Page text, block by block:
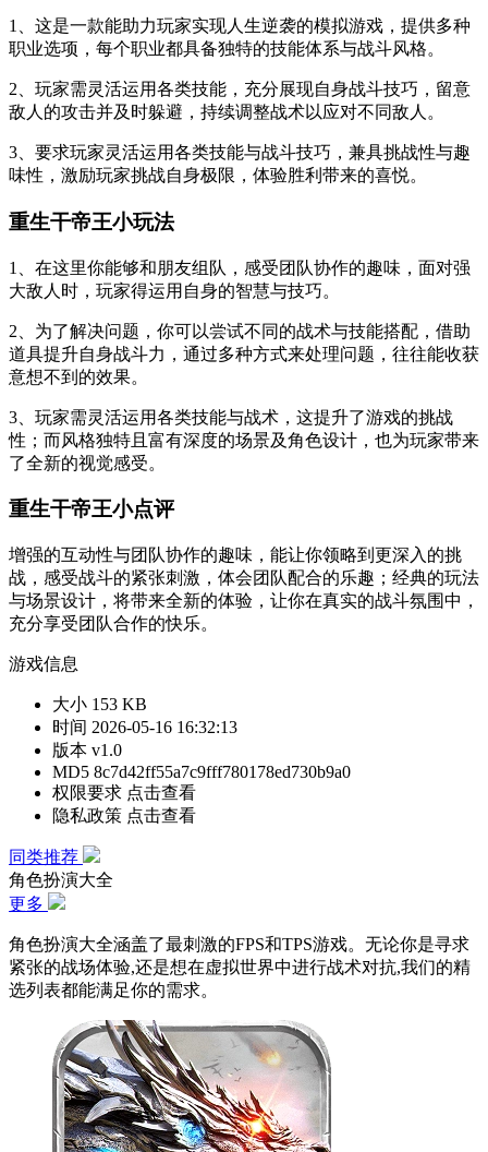
1、这是一款能助力玩家实现人生逆袭的模拟游戏，提供多种
职业选项，每个职业都具备独特的技能体系与战斗风格。
2、玩家需灵活运用各类技能，充分展现自身战斗技巧，留意
敌人的攻击并及时躲避，持续调整战术以应对不同敌人。
3、要求玩家灵活运用各类技能与战斗技巧，兼具挑战性与趣
味性，激励玩家挑战自身极限，体验胜利带来的喜悦。
重生干帝王小玩法
1、在这里你能够和朋友组队，感受团队协作的趣味，面对强
大敌人时，玩家得运用自身的智慧与技巧。
2、为了解决问题，你可以尝试不同的战术与技能搭配，借助
道具提升自身战斗力，通过多种方式来处理问题，往往能收获
意想不到的效果。
3、玩家需灵活运用各类技能与战术，这提升了游戏的挑战
性；而风格独特且富有深度的场景及角色设计，也为玩家带来
了全新的视觉感受。
重生干帝王小点评
增强的互动性与团队协作的趣味，能让你领略到更深入的挑
战，感受战斗的紧张刺激，体会团队配合的乐趣；经典的玩法
与场景设计，将带来全新的体验，让你在真实的战斗氛围中，
充分享受团队合作的快乐。
游戏信息
大小 153 KB
时间 2026-05-16 16:32:13
版本 v1.0
MD5 8c7d42ff55a7c9fff780178ed730b9a0
权限要求 点击查看
隐私政策 点击查看
同类推荐
角色扮演大全
更多
角色扮演大全涵盖了最刺激的FPS和TPS游戏。无论你是寻求
紧张的战场体验,还是想在虚拟世界中进行战术对抗,我们的精
选列表都能满足你的需求。